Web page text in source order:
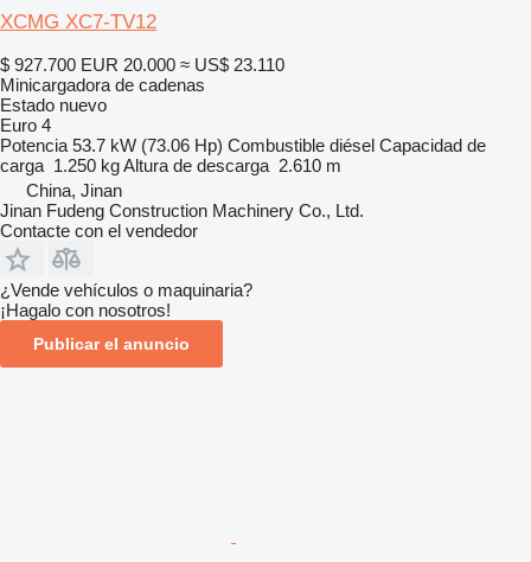
XCMG XC7-TV12
$ 927.700 EUR 20.000 ≈ US$ 23.110
Minicargadora de cadenas
Estado nuevo
Euro 4
Potencia 53.7 kW (73.06 Hp) Combustible diésel Capacidad de
carga 1.250 kgAltura de descarga 2.610 m
China, Jinan
Jinan Fudeng Construction Machinery Co., Ltd.
Contacte con el vendedor
¿Vende vehículos o maquinaria?
¡Hagalo con nosotros!
Publicar el anuncio